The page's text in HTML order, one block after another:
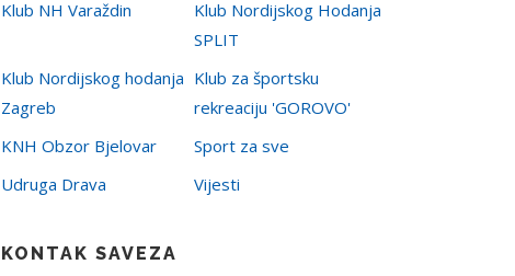
Klub NH Varaždin
Klub Nordijskog Hodanja
SPLIT
Klub Nordijskog hodanja
Zagreb
Klub za športsku
rekreaciju 'GOROVO'
KNH Obzor Bjelovar
Sport za sve
Udruga Drava
Vijesti
KONTAK SAVEZA